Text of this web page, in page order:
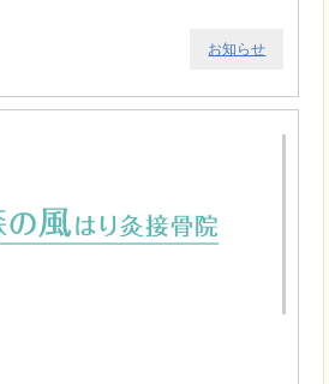
お知らせ